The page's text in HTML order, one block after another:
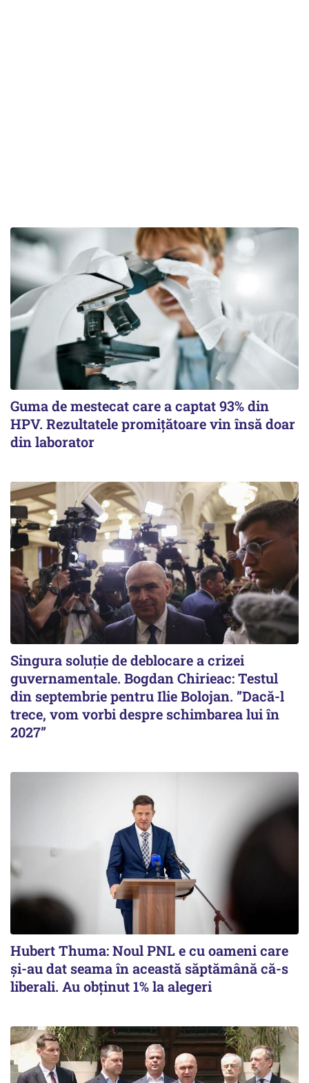
Guma de mestecat care a captat 93% din
HPV. Rezultatele promițătoare vin însă doar
din laborator
Singura soluție de deblocare a crizei
guvernamentale. Bogdan Chirieac: Testul
din septembrie pentru Ilie Bolojan. ”Dacă-l
trece, vom vorbi despre schimbarea lui în
2027”
Hubert Thuma: Noul PNL e cu oameni care
și-au dat seama în această săptămână că-s
liberali. Au obținut 1% la alegeri